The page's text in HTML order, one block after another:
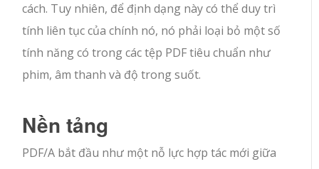
cách. Tuy nhiên, để định dạng này có thể duy trì
tính liên tục của chính nó, nó phải loại bỏ một số
tính năng có trong các tệp PDF tiêu chuẩn như
phim, âm thanh và độ trong suốt.
Nền tảng
PDF/A bắt đầu như một nỗ lực hợp tác mới giữa